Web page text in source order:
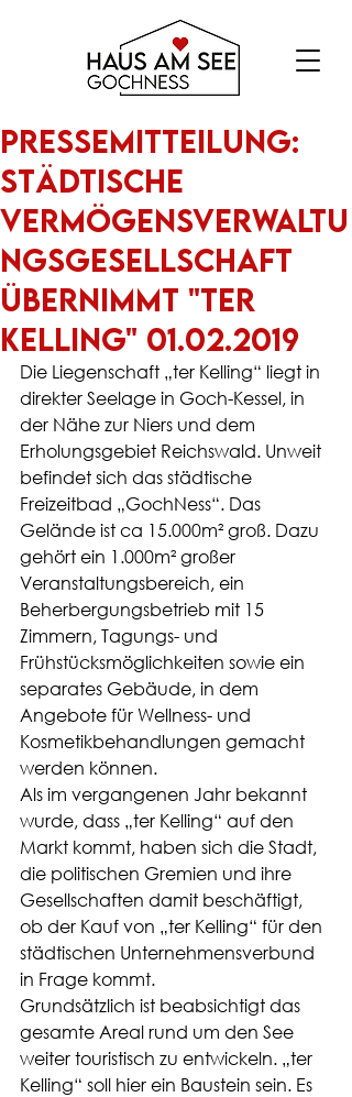
Pressemitteilung:
Städtische
Vermögensverwaltu
ngsgesellschaft
übernimmt "ter
Kelling" 01.02.2019
Die Liegenschaft „ter Kelling“ liegt in
direkter Seelage in Goch-Kessel, in
der Nähe zur Niers und dem
Erholungsgebiet Reichswald. Unweit
befindet sich das städtische
Freizeitbad „GochNess“. Das
Gelände ist ca 15.000m² groß. Dazu
gehört ein 1.000m² großer
Veranstaltungsbereich, ein
Beherbergungsbetrieb mit 15
Zimmern, Tagungs- und
Frühstücksmöglichkeiten sowie ein
separates Gebäude, in dem
Angebote für Wellness- und
Kosmetikbehandlungen gemacht
werden können.
Als im vergangenen Jahr bekannt
wurde, dass „ter Kelling“ auf den
Markt kommt, haben sich die Stadt,
die politischen Gremien und ihre
Gesellschaften damit beschäftigt,
ob der Kauf von „ter Kelling“ für den
städtischen Unternehmensverbund
in Frage kommt.
Grundsätzlich ist beabsichtigt das
gesamte Areal rund um den See
weiter touristisch zu entwickeln. „ter
Kelling“ soll hier ein Baustein sein. Es